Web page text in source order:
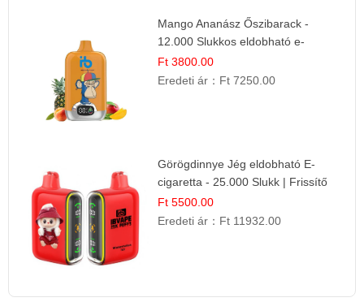
Mango Ananász Őszibarack -
12.000 Slukkos eldobható e-
Cigaretta
Ft 3800.00
Eredeti ár： Ft 7250.00
Görögdinnye Jég eldobható E-
cigaretta - 25.000 Slukk | Frissítő
Nyári Íz
Ft 5500.00
Eredeti ár： Ft 11932.00